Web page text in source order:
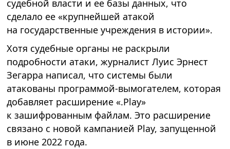
судебной власти и ее базы данных, что
сделало ее «крупнейшей атакой
на государственные учреждения в истории».
Хотя судебные органы не раскрыли
подробности атаки, журналист Луис Эрнест
Зегарра написал, что системы были
атакованы программой-вымогателем, которая
добавляет расширение «.Play»
к зашифрованным файлам. Это расширение
связано с новой кампанией Play, запущенной
в июне 2022 года.